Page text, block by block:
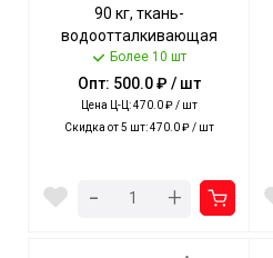
90 кг, ткань-
водоотталкивающая
пропитка, ПЕСОЧНЫЙ арт.
ПС/П NIKA [5]
Более 10 шт
Опт: 500.0 ₽ / шт
Цена Ц-Ц: 470.0 ₽ / шт
Скидка от 5 шт: 470.0 ₽ / шт
- +